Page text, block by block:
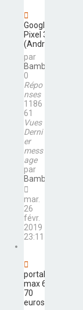
Google
Pixel 3
(Android)
par
Bambi84
0
Répo
nses
1186
61
Vues
Derni
er
mess
age
par
Bambi84
mar.
26
févr.
2019
23:11
portable
max 60-
70
euros